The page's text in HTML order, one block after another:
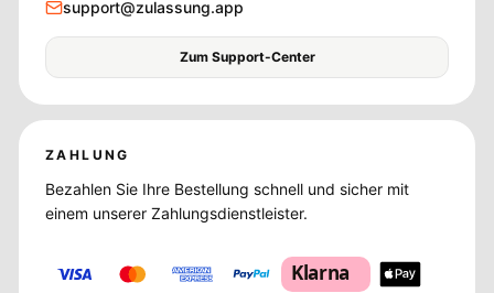
support@zulassung.app
Zum Support-Center
ZAHLUNG
Bezahlen Sie Ihre Bestellung schnell und sicher mit
einem unserer Zahlungsdienstleister.
Klarna